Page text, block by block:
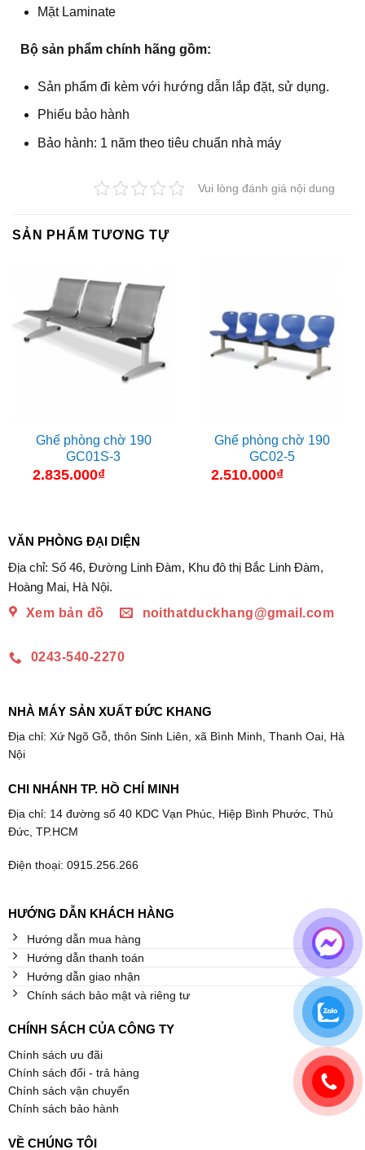
Mặt Laminate
Bộ sản phẩm chính hãng gồm:
Sản phẩm đi kèm với hướng dẫn lắp đặt, sử dụng.
Phiếu bảo hành
Bảo hành: 1 năm theo tiêu chuẩn nhà máy
Vui lòng đánh giá nội dung
SẢN PHẨM TƯƠNG TỰ
Ghế phòng chờ 190
GC01S-3
2.835.000₫
Ghế phòng chờ 190
GC02-5
2.510.000₫
VĂN PHÒNG ĐẠI DIỆN
Địa chỉ: Số 46, Đường Linh Đàm, Khu đô thị Bắc Linh Đàm,
Hoàng Mai, Hà Nội.
Xem bản đồ
noithatduckhang@gmail.com
0243-540-2270
NHÀ MÁY SẢN XUẤT ĐỨC KHANG
Địa chỉ: Xứ Ngõ Gỗ, thôn Sinh Liên, xã Bình Minh, Thanh Oai, Hà
Nội
CHI NHÁNH TP. HỒ CHÍ MINH
Địa chỉ: 14 đường số 40 KDC Vạn Phúc, Hiệp Bình Phước, Thủ
Đức, TP.HCM
Điện thoại: 0915.256.266
HƯỚNG DẪN KHÁCH HÀNG
Hướng dẫn mua hàng
Hướng dẫn thanh toán
Hướng dẫn giao nhận
Chính sách bảo mật và riêng tư
CHÍNH SÁCH CỦA CÔNG TY
Chính sách ưu đãi
Chính sách đổi - trả hàng
Chính sách vận chuyển
Chính sách bảo hành
VỀ CHÚNG TÔI